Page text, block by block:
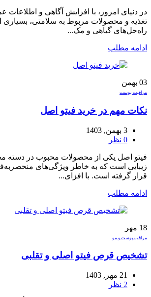
در دنیای امروز، با افزایش آگاهی و
تغذیه و محصولات مربوط به سلامتی، بسیاری از
راه‌حل‌های گیاهی و مک...
ادامه مطلب
03 بهمن
مراقبت پوست
نکات مهم در خرید فیتو اصل
3 بهمن, 1403
0 نظر
فیتو اصل یکی از محصولات محبوب در دسته
زیبایی است که به خاطر ویژگی‌های
قرار گرفته است. با افزای...
ادامه مطلب
18 مهر
مراقب پوست و مو
تشخیص قرص فیتو اصلی و تقلبی
21 مهر, 1403
2 نظر